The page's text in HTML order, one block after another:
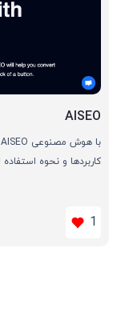
AISEO
کاربردها و نحوه
1